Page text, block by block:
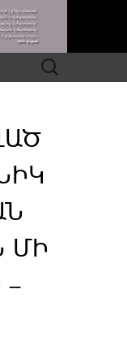
Որոնել՝
ՄԻ